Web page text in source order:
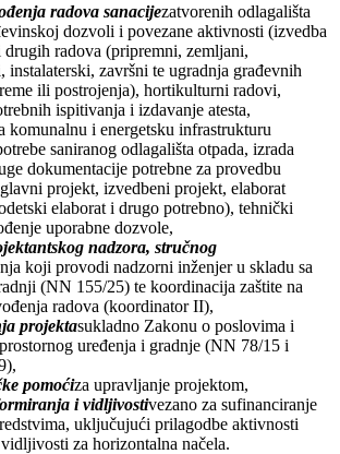
radova sanacijezatvorenih odlagališta
dozvoli i povezane aktivnosti (izvedba
drugih radova (pripremni, zemljani,
instalaterski, završni te ugradnja građevnih
ili postrojenja), hortikulturni radovi,
ispitivanja i izdavanje atesta,
komunalnu i energetsku infrastrukturu
saniranog odlagališta otpada, izrada
dokumentacije potrebne za provedbu
projekt, izvedbeni projekt, elaborat
elaborat i drugo potrebno), tehnički
uporabne dozvole,
nadzora, stručnog
koji provodi nadzorni inženjer u skladu sa
(NN 155/25) te koordinacija zaštite na
radova (koordinator II),
projektasukladno Zakonu o poslovima i
uređenja i gradnje (NN 78/15 i
pomoćiza upravljanje projektom,
i vidljivostivezano za sufinanciranje
uključujući prilagodbe aktivnosti
za horizontalna načela.